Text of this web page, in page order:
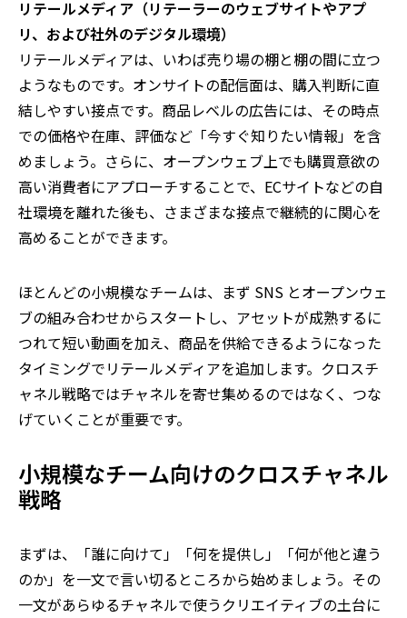
リテールメディア（リテーラーのウェブサイトやアプ
リ、および社外のデジタル環境）
リテールメディアは、いわば売り場の棚と棚の間に立つ
ようなものです。オンサイトの配信面は、購入判断に直
結しやすい接点です。商品レベルの広告には、その時点
での価格や在庫、評価など「今すぐ知りたい情報」を含
めましょう。さらに、オープンウェブ上でも購買意欲の
高い消費者にアプローチすることで、ECサイトなどの自
社環境を離れた後も、さまざまな接点で継続的に関心を
高めることができます。
ほとんどの小規模なチームは、まず SNS とオープンウェ
ブの組み合わせからスタートし、アセットが成熟するに
つれて短い動画を加え、商品を供給できるようになった
タイミングでリテールメディアを追加します。クロスチ
ャネル戦略ではチャネルを寄せ集めるのではなく、つな
げていくことが重要です。
小規模なチーム向けのクロスチャネル
戦略
まずは、「誰に向けて」「何を提供し」「何が他と違う
のか」を一文で言い切るところから始めましょう。その
一文があらゆるチャネルで使うクリエイティブの土台に